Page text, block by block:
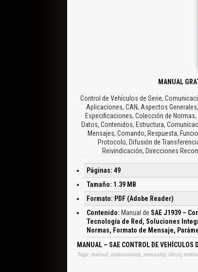
MANUAL
Control de Vehículos de Serie,
Aplicaciones, CAN, Aspectos
Especificaciones, Colección de
Datos, Contenidos, Estructura,
Mensajes, Comando, Respuesta,
Protocolo, Difusión de
Reivindicación, Direcciones
Páginas: 49
Tamaño: 1.39 MB
Formato: PDF (Adobe Reader)
Contenido: Manual de SAE J1939 –
Tecnología de Red, Soluciones
Normas, Formato de Mensaje,
MANUAL – SAE CONTROL DE VEHÍCULOS